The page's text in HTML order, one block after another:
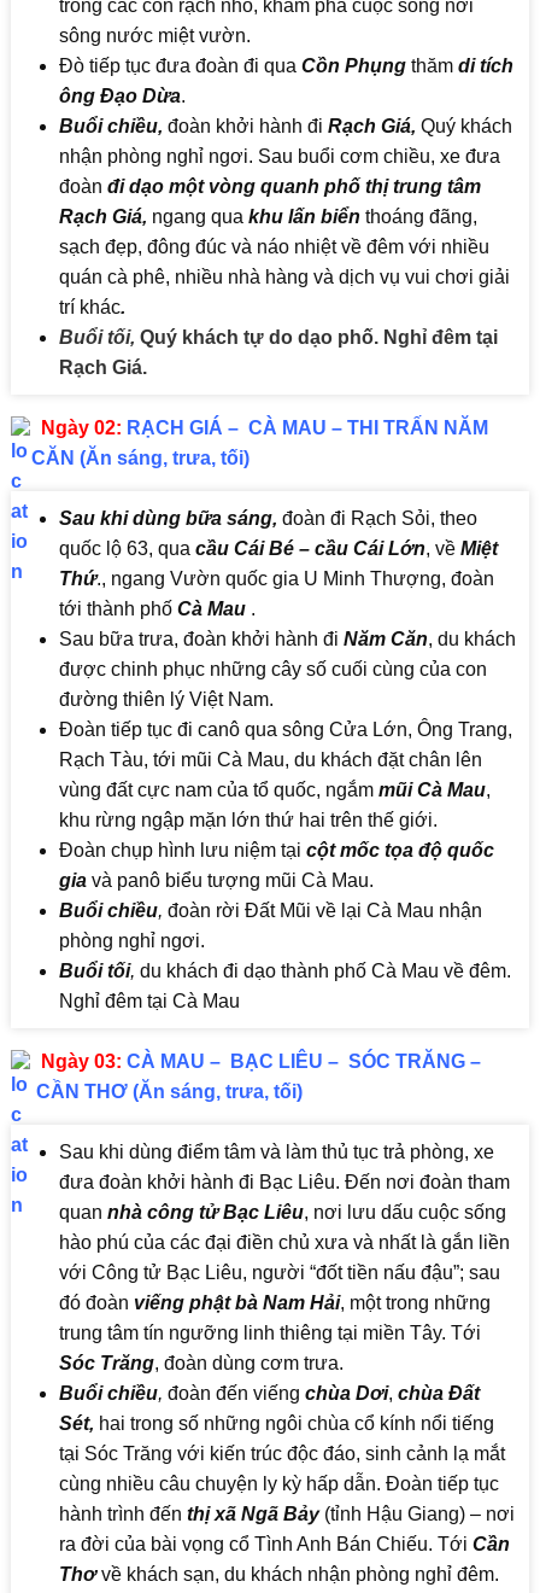
trong các con rạch nhỏ, khám phá cuộc sống nơi
sông nước miệt vườn.
Đò tiếp tục đưa đoàn đi qua Cồn Phụngthăm di tích
ông Đạo Dừa.
Buổi chiều, đoàn khởi hành đi Rạch Giá, Quý khách
nhận phòng nghỉ ngơi. Sau buổi cơm chiều, xe đưa
đoàn đi dạo một vòng quanh phố thị trung tâm
Rạch Giá, ngang qua khu lấn biển thoáng đãng,
sạch đẹp, đông đúc và náo nhiệt về đêm với nhiều
quán cà phê, nhiều nhà hàng và dịch vụ vui chơi giải
trí khác.
Buổi tối, Quý khách tự do dạo phố. Nghỉ đêm tại
Rạch Giá.
Ngày 02: RẠCH GIÁ – CÀ MAU – THI TRẤN NĂM
CĂN (Ăn sáng, trưa, tối)
Sau khi dùng bữa sáng, đoàn đi Rạch Sỏi, theo
quốc lộ 63, qua cầu Cái Bé – cầu Cái Lớn, về Miệt
Thứ., ngang Vườn quốc gia U Minh Thượng, đoàn
tới thành phố Cà Mau.
Sau bữa trưa, đoàn khởi hành đi Năm Căn, du khách
được chinh phục những cây số cuối cùng của con
đường thiên lý Việt Nam.
Đoàn tiếp tục đi canô qua sông Cửa Lớn, Ông Trang,
Rạch Tàu, tới mũi Cà Mau, du khách đặt chân lên
vùng đất cực nam của tổ quốc, ngắm mũi Cà Mau,
khu rừng ngập mặn lớn thứ hai trên thế giới.
Đoàn chụp hình lưu niệm tại cột mốc tọa độ quốc
giavà panô biểu tượng mũi Cà Mau.
Buổi chiều, đoàn rời Đất Mũi về lại Cà Mau nhận
phòng nghỉ ngơi.
Buổi tối, du khách đi dạo thành phố Cà Mau về đêm.
Nghỉ đêm tại Cà Mau
Ngày 03: CÀ MAU – BẠC LIÊU – SÓC TRĂNG –
CẦN THƠ (Ăn sáng, trưa, tối)
Sau khi dùng điểm tâm và làm thủ tục trả phòng, xe
đưa đoàn khởi hành đi Bạc Liêu. Đến nơi đoàn tham
quan nhà công tử Bạc Liêu, nơi lưu dấu cuộc sống
hào phú của các đại điền chủ xưa và nhất là gắn liền
với Công tử Bạc Liêu, người “đốt tiền nấu đậu”; sau
đó đoàn viếng phật bà Nam Hải, một trong những
trung tâm tín ngưỡng linh thiêng tại miền Tây. Tới
Sóc Trăng, đoàn dùng cơm trưa.
Buổi chiều, đoàn đến viếng chùa Dơi, chùa Đất
Sét, hai trong số những ngôi chùa cổ kính nổi tiếng
tại Sóc Trăng với kiến trúc độc đáo, sinh cảnh lạ mắt
cùng nhiều câu chuyện ly kỳ hấp dẫn. Đoàn tiếp tục
hành trình đến thị xã Ngã Bảy(tỉnh Hậu Giang) – nơi
ra đời của bài vọng cổ Tình Anh Bán Chiếu. Tới Cần
Thơvề khách sạn, du khách nhận phòng nghỉ đêm.